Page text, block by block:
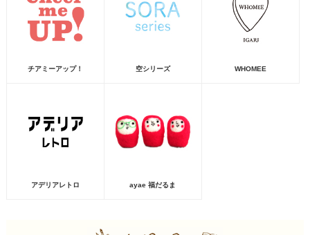
チアミーアップ！ 空シリーズ WHOMEE
アデリアレトロ ayae 福だるま